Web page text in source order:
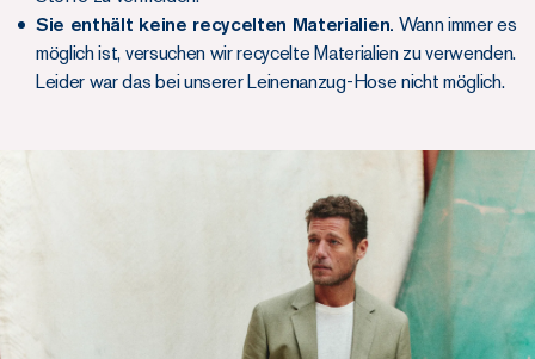
Sie enthält keine recycelten Materialien. Wann immer es
möglich ist, versuchen wir recycelte Materialien zu verwenden.
Leider war das bei unserer Leinenanzug-Hose nicht möglich.